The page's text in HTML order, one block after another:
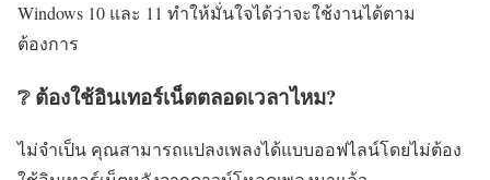
Windows 10 และ 11 ทำให้มั่นใจได้ว่าจะใช้งานได้ตาม
ต้องการ
❔ ต้องใช้อินเทอร์เน็ตตลอดเวลาไหม?
ไม่จำเป็น คุณสามารถแปลงเพลงได้แบบออฟไลน์โดยไม่ต้อง